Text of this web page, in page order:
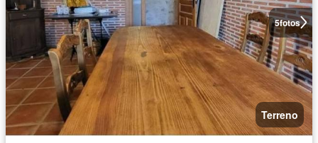
5fotos
Terreno